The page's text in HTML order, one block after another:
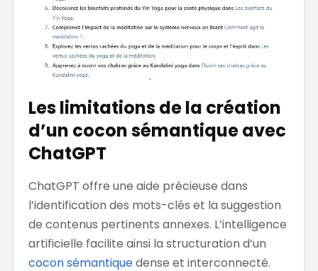
Les limitations de la création
d’un cocon sémantique avec
ChatGPT
ChatGPT offre une aide précieuse dans
l’identification des mots-clés et la suggestion
de contenus pertinents annexes. L’intelligence
artificielle facilite ainsi la structuration d’un
cocon sémantiquedense et interconnecté.